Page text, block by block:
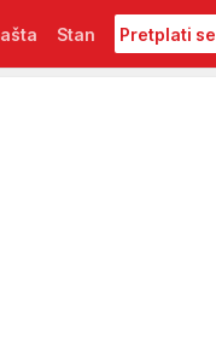
Stan Pretplati se